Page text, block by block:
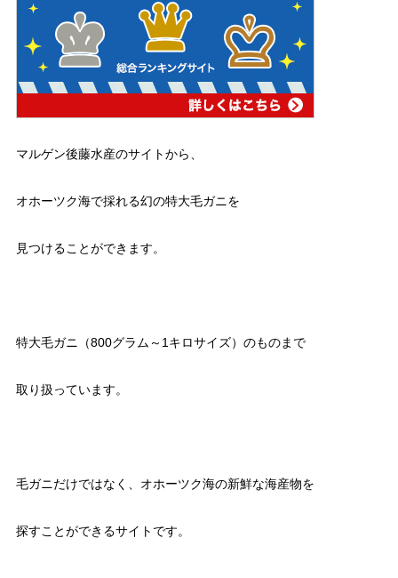
マルゲン後藤水産のサイトから、
オホーツク海で採れる幻の特大毛ガニを
見つけることができます。
特大毛ガニ（800グラム～1キロサイズ）のものまで
取り扱っています。
毛ガニだけではなく、オホーツク海の新鮮な海産物を
探すことができるサイトです。